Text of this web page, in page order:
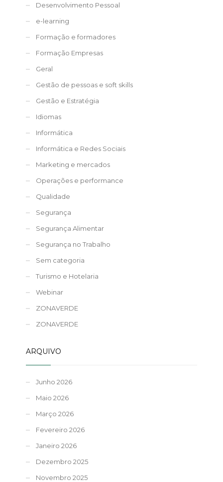
Desenvolvimento Pessoal
e-learning
Formação e formadores
Formação Empresas
Geral
Gestão de pessoas e soft skills
Gestão e Estratégia
Idiomas
Informática
Informática e Redes Sociais
Marketing e mercados
Operações e performance
Qualidade
Segurança
Segurança Alimentar
Segurança no Trabalho
Sem categoria
Turismo e Hotelaria
Webinar
ZONAVERDE
ZONAVERDE
ARQUIVO
Junho 2026
Maio 2026
Março 2026
Fevereiro 2026
Janeiro 2026
Dezembro 2025
Novembro 2025